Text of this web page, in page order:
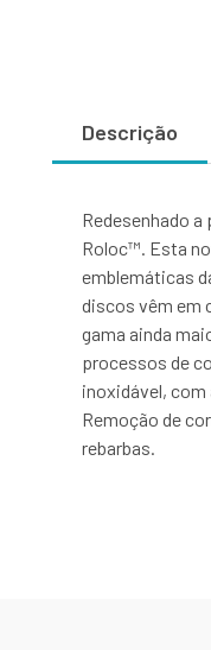
Descrição
Redesenhado
Roloc™. Esta
emblemáticas
discos vêm em
gama ainda
processos de
inoxidável,
Remoção de
rebarbas.